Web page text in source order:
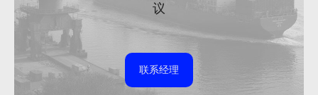
议
联系经理